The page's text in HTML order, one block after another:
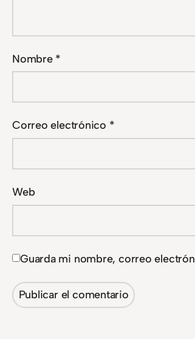
Nombre *
Correo electrónico *
Web
Guarda mi nombre, correo